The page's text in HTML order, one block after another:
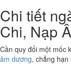
Chi tiết
Chi, Nạp
Cần quy đổi một mốc
âm dương, chẳng